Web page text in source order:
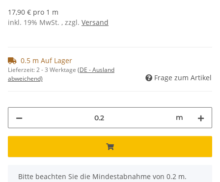
17,90 € pro 1 m
inkl. 19% MwSt. , zzgl. Versand
0.5 m Auf Lager
Lieferzeit:2 - 3 Werktage (DE - Ausland
abweichend)
Frage zum Artikel
m
x
Bitte beachten Sie die Mindestabnahme von 0.2 m.